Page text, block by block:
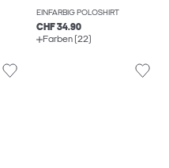
EINFARBIG POLOSHIRT
CHF 34.90
Farben (22)